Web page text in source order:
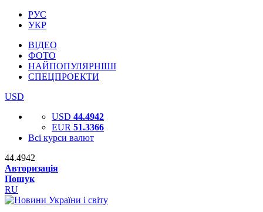
РУС
УКР
ВІДЕО
ФОТО
НАЙПОПУЛЯРНІШІ
СПЕЦПРОЕКТИ
USD
USD 44.4942
EUR 51.3366
Всі курси валют
44.4942
Авторизація
Пошук
RU